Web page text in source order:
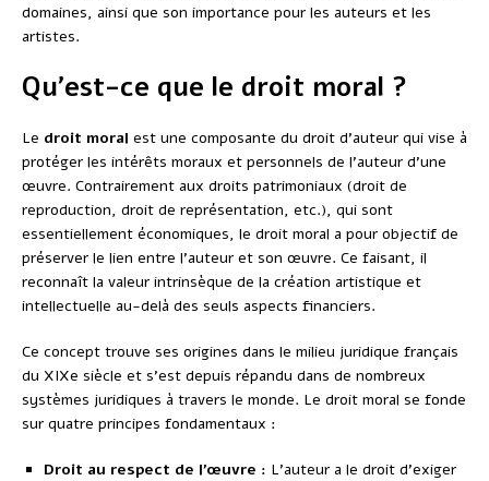
domaines, ainsi que son importance pour les auteurs et les
artistes.
Qu’est-ce que le droit moral ?
Le droit moral est une composante du droit d’auteur qui vise à
protéger les intérêts moraux et personnels de l’auteur d’une
œuvre. Contrairement aux droits patrimoniaux (droit de
reproduction, droit de représentation, etc.), qui sont
essentiellement économiques, le droit moral a pour objectif de
préserver le lien entre l’auteur et son œuvre. Ce faisant, il
reconnaît la valeur intrinsèque de la création artistique et
intellectuelle au-delà des seuls aspects financiers.
Ce concept trouve ses origines dans le milieu juridique français
du XIXe siècle et s’est depuis répandu dans de nombreux
systèmes juridiques à travers le monde. Le droit moral se fonde
sur quatre principes fondamentaux :
Droit au respect de l’œuvre : L’auteur a le droit d’exiger